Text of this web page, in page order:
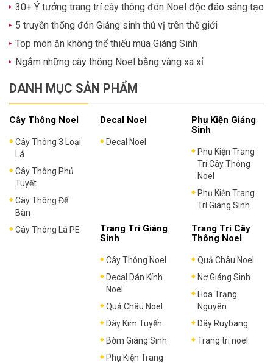
30+ Ý tưởng trang trí cây thông đón Noel độc đáo sáng tạo
5 truyền thống đón Giáng sinh thú vị trên thế giới
Top món ăn không thể thiếu mùa Giáng Sinh
Ngắm những cây thông Noel bằng vàng xa xỉ
DANH MỤC SẢN PHẨM
Cây Thông Noel
Cây Thông 3 Loại
Lá
Cây Thông Phủ
Tuyết
Cây Thông Để
Bàn
Cây Thông Lá PE
Decal Noel
Decal Noel
Phụ Kiện Giáng
Sinh
Phụ Kiện Trang
Trí Cây Thông
Noel
Phụ Kiện Trang
Trí Giáng Sinh
Trang Trí Giáng
Sinh
Cây Thông Noel
Decal Dán Kính
Noel
Quả Châu Noel
Dây Kim Tuyến
Bờm Giáng Sinh
Phụ Kiện Trang
Trang Trí Cây
Thông Noel
Quả Châu Noel
Nơ Giáng Sinh
Hoa Trạng
Nguyên
Dây Ruybang
Trang trí noel